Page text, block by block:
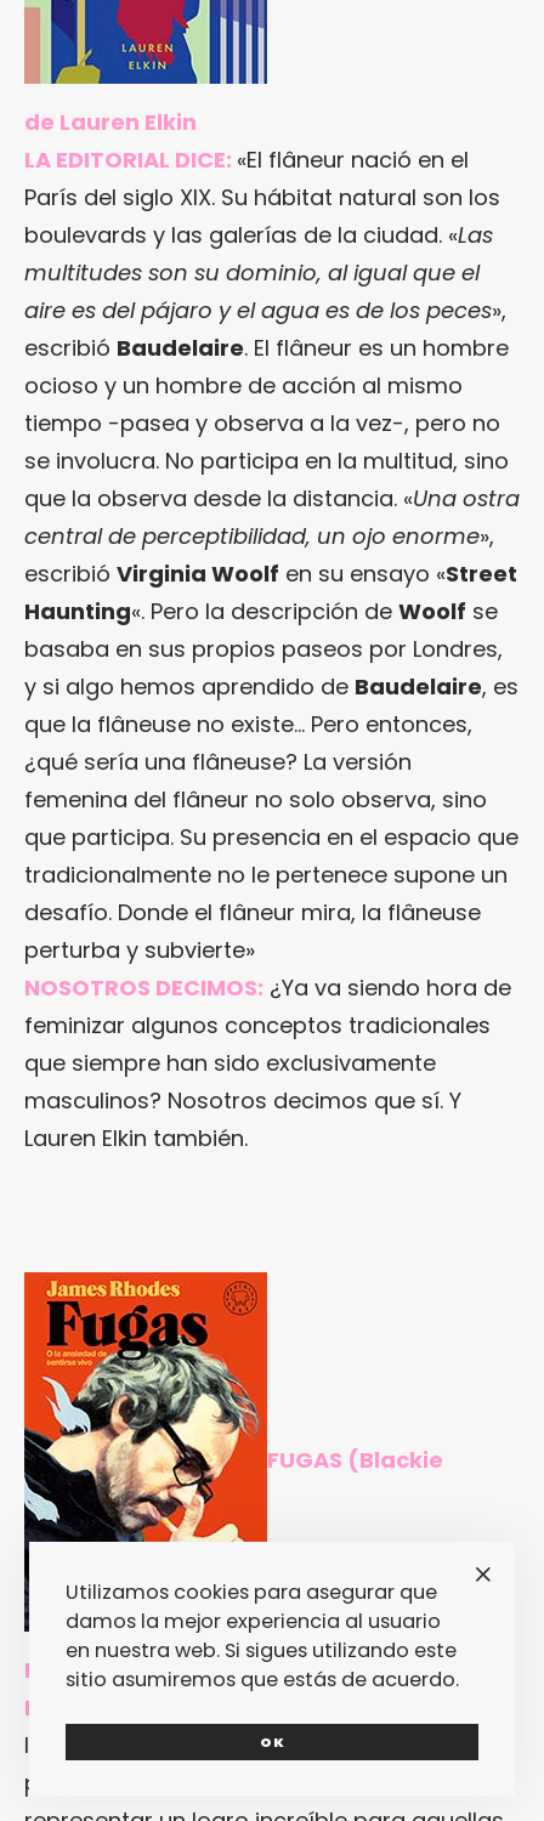
de Lauren Elkin
LA EDITORIAL DICE: «El flâneur nació en el
París del siglo XIX. Su hábitat natural son los
boulevards y las galerías de la ciudad. «Las
multitudes son su dominio, al igual que el
aire es del pájaro y el agua es de los peces»,
escribió Baudelaire. El flâneur es un hombre
ocioso y un hombre de acción al mismo
tiempo -pasea y observa a la vez-, pero no
se involucra. No participa en la multitud, sino
que la observa desde la distancia. «Una ostra
central de perceptibilidad, un ojo enorme»,
escribió Virginia Woolf en su ensayo «Street
Haunting«. Pero la descripción de Woolf se
basaba en sus propios paseos por Londres,
y si algo hemos aprendido de Baudelaire, es
que la flâneuse no existe… Pero entonces,
¿qué sería una flâneuse? La versión
femenina del flâneur no solo observa, sino
que participa. Su presencia en el espacio que
tradicionalmente no le pertenece supone un
desafío. Donde el flâneur mira, la flâneuse
perturba y subvierte»
NOSOTROS DECIMOS: ¿Ya va siendo hora de
feminizar algunos conceptos tradicionales
que siempre han sido exclusivamente
masculinos? Nosotros decimos que sí. Y
Lauren Elkin también.
FUGAS (Blackie
Books), de James Rhodes
LA EDITORIAL DICE:
llevar a los niños al colegio, ir a trabajar,
preparar algo de comer… Todo esto puede
Utilizamos cookies para asegurar que
damos la mejor experiencia al usuario
en nuestra web. Si sigues utilizando este
sitio asumiremos que estás de acuerdo.
OK